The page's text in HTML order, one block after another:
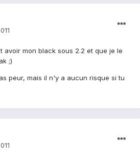
avoir mon black sous 2.2 et que je le
;)
peur, mais il n'y a aucun risque si tu